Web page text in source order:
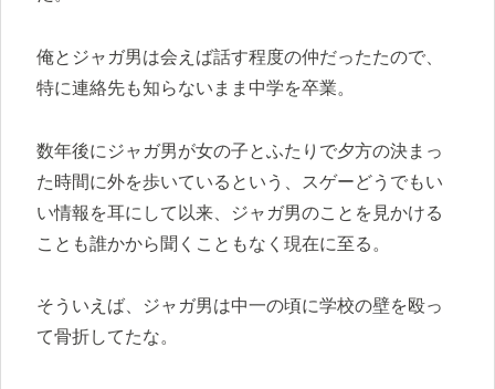
俺とジャガ男は会えば話す程度の仲だったたので、
特に連絡先も知らないまま中学を卒業。
数年後にジャガ男が女の子とふたりで夕方の決まっ
た時間に外を歩いているという、スゲーどうでもい
い情報を耳にして以来、ジャガ男のことを見かける
ことも誰かから聞くこともなく現在に至る。
そういえば、ジャガ男は中一の頃に学校の壁を殴っ
て骨折してたな。